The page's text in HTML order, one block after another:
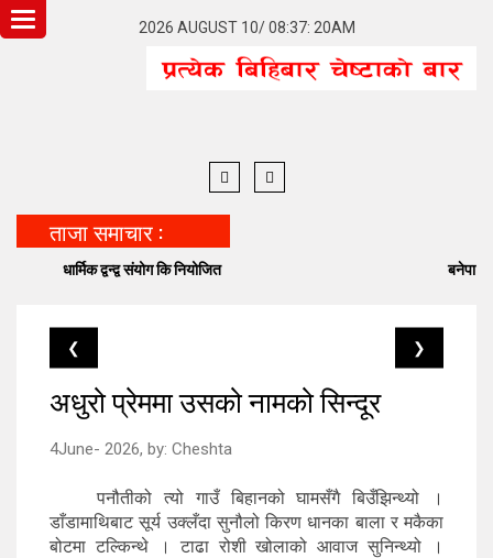
2026 AUGUST 10/ 08:37: 20AM
Toggle
navigation
ताजा समाचार :
धार्मिक द्वन्द्व संयोग कि नियोजित बनेपा निष्टमा
❮ ❯
अधुरो प्रेममा उसको नामको सिन्दूर
4June- 2026, by: Cheshta
पनौतीको त्यो गाउँ बिहानको घामसँगै बिउँझिन्थ्यो ।
डाँडामाथिबाट सूर्य उक्लँदा सुनौलो किरण धानका बाला र मकैका
बोटमा टल्किन्थे । टाढा रोशी खोलाको आवाज सुनिन्थ्यो ।